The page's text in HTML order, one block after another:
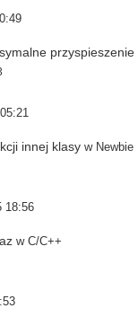
przyspieszenie
innej klasy w Newbie
18:56
w C/C++